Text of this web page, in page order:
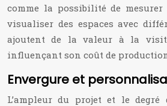
comme la possibilité de mesurer
visualiser des espaces avec
ajoutent de la valeur à la
influençant son coût de
Envergure et
L’ampleur du projet et le degré